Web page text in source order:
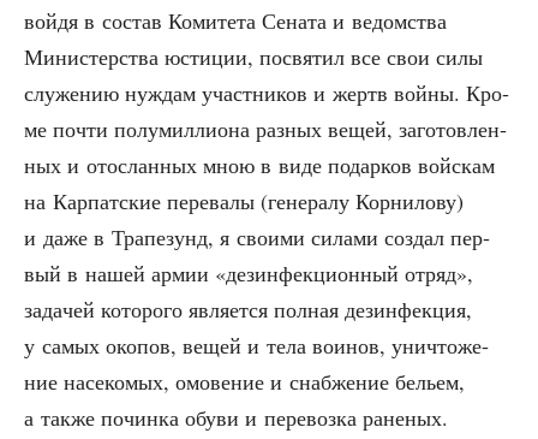
вой­дя в состав Коми­те­та Сена­та и ведом­ства
Мини­стер­ства юсти­ции, посвя­тил все свои силы
слу­же­нию нуж­дам участ­ни­ков и жертв вой­ны. Кро­
ме почти полу­мил­ли­о­на раз­ных вещей, заго­тов­лен­
ных и ото­слан­ных мною в виде подар­ков вой­скам
на Кар­пат­ские пере­ва­лы (гене­ра­лу Кор­ни­ло­ву)
и даже в Тра­пезунд, я сво­и­ми сила­ми создал пер­
вый в нашей армии «дез­ин­фек­ци­он­ный отряд»,
зада­чей кото­ро­го явля­ет­ся пол­ная дез­ин­фек­ция,
у самых око­пов, вещей и тела вои­нов, уни­что­же­
ние насе­ко­мых, омо­ве­ние и снаб­же­ние бельем,
а так­же почин­ка обу­ви и пере­воз­ка ране­ных.